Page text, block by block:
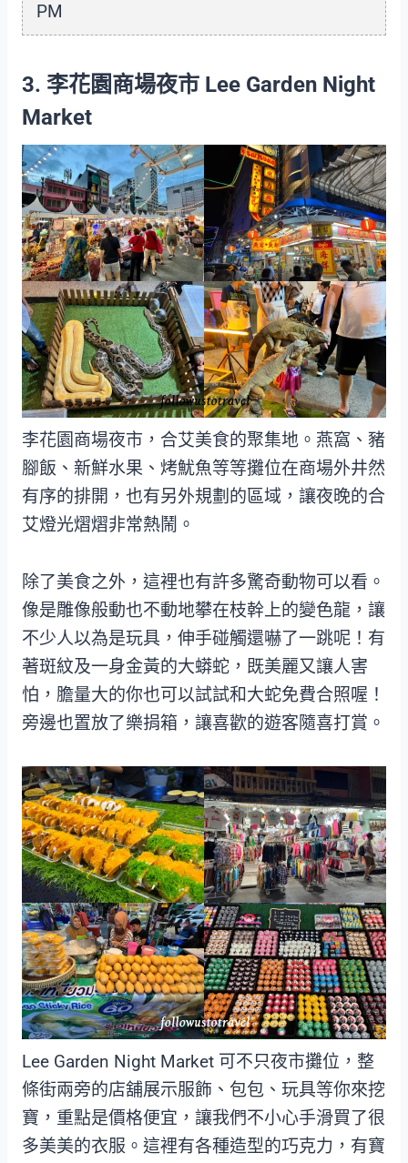
PM
3. 李花園商場夜市 Lee Garden Night
Market
李花園商場夜市，合艾美食的聚集地。燕窩、豬
腳飯、新鮮水果、烤魷魚等等攤位在商場外井然
有序的排開，也有另外規劃的區域，讓夜晚的合
艾燈光熠熠非常熱鬧。
除了美食之外，這裡也有許多驚奇動物可以看。
像是雕像般動也不動地攀在枝幹上的變色龍，讓
不少人以為是玩具，伸手碰觸還嚇了一跳呢！有
著斑紋及一身金黃的大蟒蛇，既美麗又讓人害
怕，膽量大的你也可以試試和大蛇免費合照喔！
旁邊也置放了樂捐箱，讓喜歡的遊客隨喜打賞。
Lee Garden Night Market 可不只夜市攤位，整
條街兩旁的店舖展示服飾、包包、玩具等你來挖
寶，重點是價格便宜，讓我們不小心手滑買了很
多美美的衣服。這裡有各種造型的巧克力，有寶